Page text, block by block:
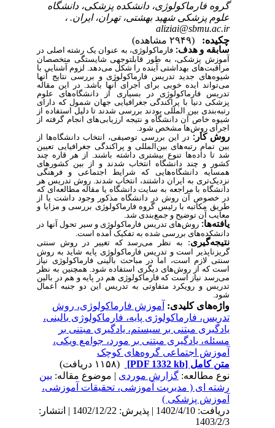
گروه فارماکولوژی، دانشکده پزشکی، دانشگاه
علوم پزشکی شهید بهشتی، تهران، ایران. ،
aliziai@sbmu.ac.ir
چکیده:
سابقه و هدف:فارماکولوژی، به عنوان یک رشته اصلی در
آموزش پزشکی، به طور قابل­توجهی شایستگی متخصصان
مراقبت‌های بهداشتی آینده را شکل می‌دهد. لزوم آشنایی با
شیوه‌های جدید تدریس فارماکولوژی و بررسی نتایج آنها
می‌تواند ایده خوبی برای اجرای آنها باشد. در این مقاله
تدریس فارماکولوژی در بسیاری از دانشگاه‌های علوم
پزشکی دنیا با پراکندگی جغرافیایی جهان شمول که دارای
رتبه‌بندی بین المللی بودند بررسی شدند تا دلیل استفاده از
شیوه خاص آن دانشگاه و نتیجه ارزیابی‌های انجام گرفته از
اجرای روش‌ها مشخص شود.
روش کار:
در این بررسی توصیفی، انتخاب دانشگاه‌ها از
بین تمام رتبه‌های بین‌المللی و پراکندگی جغرافیایی تعیین
شد تا داده‌ها تنوع بیشتری داشته باشند. از هر قاره چند
کشور و چند دانشگاه انتخاب شدند و از بین کشورهای
همسایه دانشگاه‌هایی که شرایط اجتماعی و فرهنگی
نزدیک‌تری به ایران داشتند، انتخاب شدند. روش تدریس هر
دانشگاه با مراجعه به سایت دانشگاه یا مقاله مطالعه‌ای که
در خصوص آن روش در دانشگاه مذکور وجود داشت یا از
طریق مکاتبه با رئیس گروه فارماکولوژی بررسی و مزایا و
معایب آن توضیح و جمع‌بندی شد.
یافتهها: روش‌های تدریس فارماکولوژی و سیر تحول آنها در
دانشکده‌های بررسی شده به تفکیک آمده است.
نتیجهگیری:
به نظر می‌رسد که تغییر در روش سنتی
گریز‌ناپذیر است و تدریس فارماکولوژی پایه شاید به روش
سنتی لازم است، اما در مباحث بالینی فارماکولوژی نیاز
است که از روش‌های دیگری استفاده شود. همچنین به نظر
می‌رسد نیاز است که فارماکولوژی هم در پایه و هم در بالین
تدریس و رویکرد متفاوتی به تدریس این دو جنبه اعمال
شود.
واژه‌های کلیدی:آموزش فارماکولوژی، روش
تدریس، فارماکولوژی پایه، فارماکولوژی بالینی،
یادگیری مبتنی بر سیستم، یادگیری مبتنی بر
مسئله، یادگیری مبتنی بر مورد، جوامع ویکی،
آموزش اجتماعی گروه‌های کوچک
متن کامل[PDF 1332 kb]
نوع مطالعه:گزارش موردی| موضوع مقاله:بین
رشته ای ( مدیریت آموزشی، تحقیقات آموزشی،
آموزش پزشکی )
دریافت: 1402/4/10 | پذیرش: 1402/12/22 | انتشار:
1403/2/3